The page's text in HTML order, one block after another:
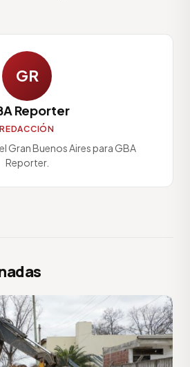
GR
Reporter
REDACCIÓN
Gran Buenos Aires para GBA
Reporter.